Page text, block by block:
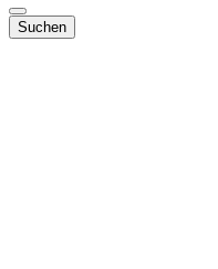
Suchen